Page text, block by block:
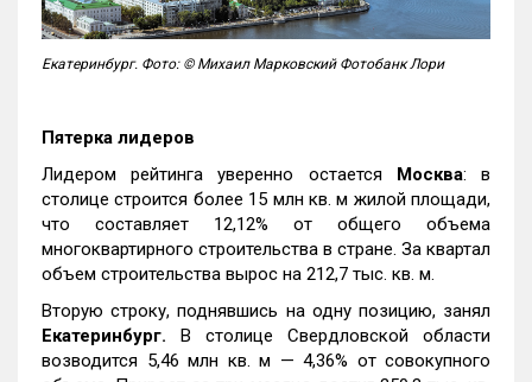
Екатеринбург. Фото: © Михаил Марковский Фотобанк Лори
Пятерка лидеров
Лидером рейтинга уверенно остается Москва: в
столице строится более 15 млн кв. м жилой площади,
что составляет 12,12% от общего объема
многоквартирного строительства в стране. За квартал
объем строительства вырос на 212,7 тыс. кв. м.
Вторую строку, поднявшись на одну позицию, занял
Екатеринбург. В столице Свердловской области
возводится 5,46 млн кв. м — 4,36% от совокупного